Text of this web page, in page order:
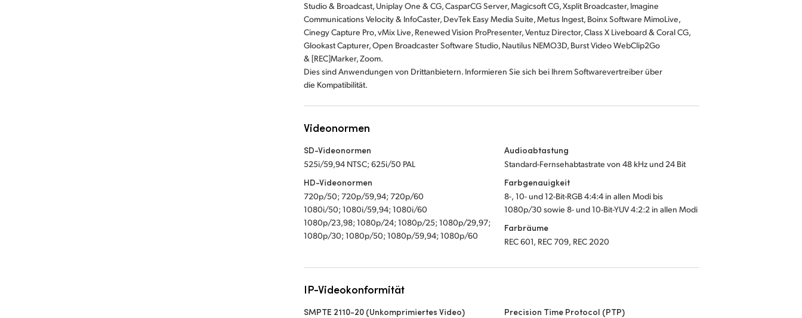
Studio & Broadcast, Uniplay One & CG, CasparCG Server, Magicsoft CG, Xsplit Broadcaster, Imagine
Communications Velocity & InfoCaster, DevTek Easy Media Suite, Metus Ingest, Boinx Software MimoLive,
Cinegy Capture Pro, vMix Live, Renewed Vision ProPresenter, Ventuz Director, Class X Liveboard & Coral CG,
Glookast Capturer, Open Broadcaster Software Studio, Nautilus NEMO3D, Burst Video WebClip2Go
& [REC]Marker, Zoom.
Dies sind Anwendungen von Drittanbietern. Informieren Sie sich bei Ihrem Softwarevertreiber über
die Kompatibilität.
Videonormen
SD-Videonormen
525i/59,94 NTSC; 625i/50 PAL
HD-Videonormen
720p/50; 720p/59,94; 720p/60
1080i/50; 1080i/59,94; 1080i/60
1080p/23,98; 1080p/24; 1080p/25; 1080p/29,97;
1080p/30; 1080p/50; 1080p/59,94; 1080p/60
Audioabtastung
Standard-Fernsehabtastrate von 48 kHz und 24 Bit
Farbgenauigkeit
8-, 10- und 12-Bit-RGB 4:4:4 in allen Modi bis
1080p/30 sowie 8- und 10-Bit-YUV 4:2:2 in allen Modi
Farbräume
REC 601, REC 709, REC 2020
IP-Videokonformität
SMPTE 2110-20 (Unkomprimiertes Video) Precision Time Protocol (PTP)